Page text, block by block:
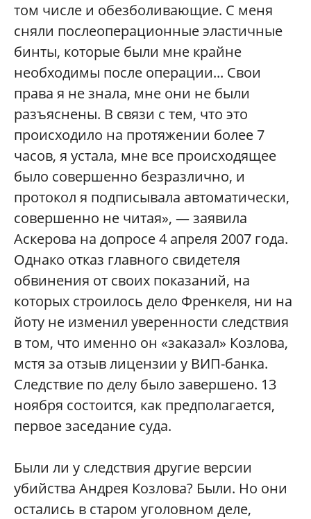
том числе и обезболивающие. С меня
сняли послеоперационные эластичные
бинты, которые были мне крайне
необходимы после операции... Свои
права я не знала, мне они не были
разъяснены. В связи с тем, что это
происходило на протяжении более 7
часов, я устала, мне все происходящее
было совершенно безразлично, и
протокол я подписывала автоматически,
совершенно не читая», — заявила
Аскерова на допросе 4 апреля 2007 года.
Однако отказ главного свидетеля
обвинения от своих показаний, на
которых строилось дело Френкеля, ни на
йоту не изменил уверенности следствия
в том, что именно он «заказал» Козлова,
мстя за отзыв лицензии у ВИП-банка.
Следствие по делу было завершено. 13
ноября состоится, как предполагается,
первое заседание суда.
Были ли у следствия другие версии
убийства Андрея Козлова? Были. Но они
остались в старом уголовном деле,